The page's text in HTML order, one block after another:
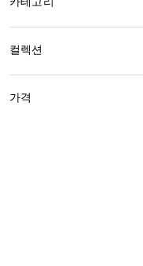
카테고리
컬렉션
가격